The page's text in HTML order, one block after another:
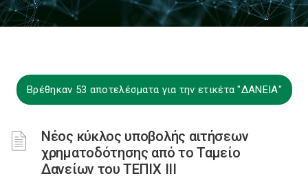
Βρέθηκαν 53 αποτελέσματα για την ετικέτα "ΔΑΝΕΙΑ"
Νέος κύκλος υποβολής αιτήσεων
χρηματοδότησης από το Ταμείο
Δανείων του ΤΕΠΙΧ ΙΙΙ